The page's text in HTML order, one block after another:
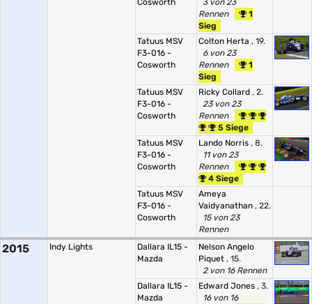
Cosworth
3 von 23
Rennen
1
Sieg
Tatuus MSV
F3-016 -
Cosworth
Colton Herta , 19.
6 von 23
Rennen
1
Sieg
Tatuus MSV
F3-016 -
Cosworth
Ricky Collard , 2.
23 von 23
Rennen
5 Siege
Tatuus MSV
F3-016 -
Cosworth
Lando Norris , 8.
11 von 23
Rennen
4 Siege
Tatuus MSV
F3-016 -
Cosworth
Ameya
Vaidyanathan , 22.
15 von 23
Rennen
2015 Indy Lights
Dallara IL15 -
Mazda
Nelson Angelo
Piquet , 15.
2 von 16 Rennen
Dallara IL15 -
Mazda
Edward Jones , 3.
16 von 16